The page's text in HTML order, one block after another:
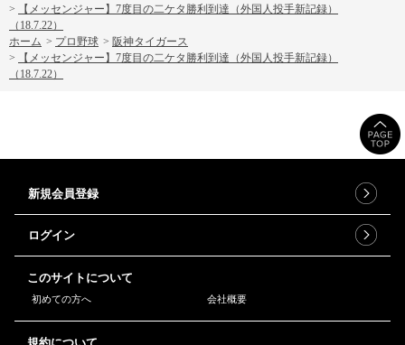
>
【メッセンジャー】7度目の二ケタ勝利到達（外国人投手新記録）
（18.7.22）
ホーム > プロ野球 > 阪神タイガース
>
【メッセンジャー】7度目の二ケタ勝利到達（外国人投手新記録）
（18.7.22）
新規会員登録
ログイン
このサイトについて
初めての方へ 会社概要